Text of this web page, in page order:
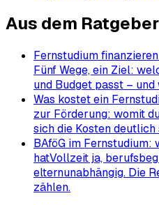
Aus dem Ratgeber
Fernstudium
Fünf Wege, ein Ziel:
und Budget passt –
Was kostet ein
zur Förderung: womit
sich die Kosten deutlich
BAföG im
hatVollzeit ja,
elternunabhängig. Die
zählen.